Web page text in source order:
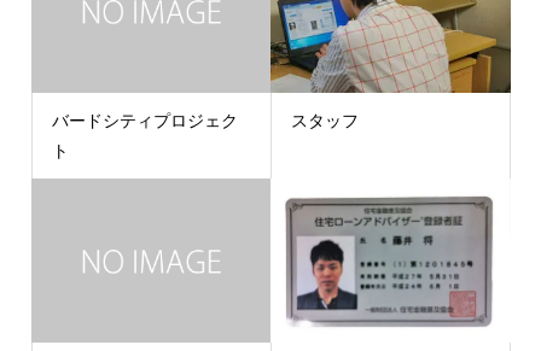
バードシティプロジェク
ト
スタッフ